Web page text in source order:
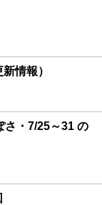
情報）
さ・7/25～31 の